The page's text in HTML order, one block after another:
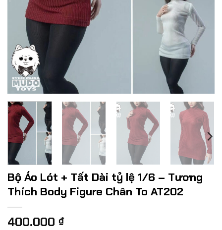
Bộ Áo Lót + Tất Dài tỷ lệ 1/6 – Tương
Thích Body Figure Chân To AT202
400.000 ₫